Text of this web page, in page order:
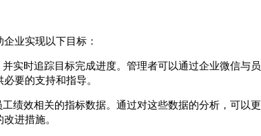
业实现以下目标：
实时追踪目标完成进度。管理者可以通过企业微信与员
要的支持和指导。
绩效相关的指标数据。通过对这些数据的分析，可以更
进措施。